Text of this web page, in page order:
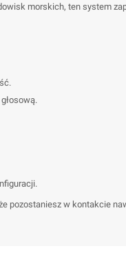
morskich, ten system
pozostaniesz w kontakcie